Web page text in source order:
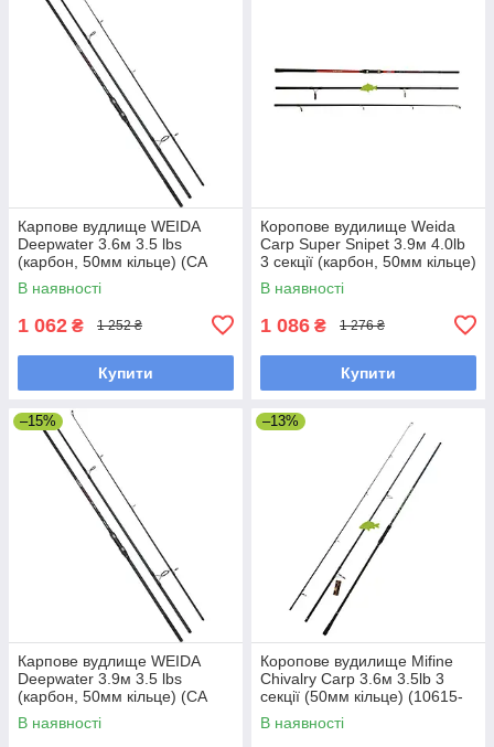
Карпове вудлище WEIDA
Deepwater 3.6м 3.5 lbs
(карбон, 50мм кільце) (CA
076)
В наявності
1 062 ₴ 1 252 ₴
Купити
Коропове вудилище Weida
Carp Super Snipet 3.9м 4.0lb
3 секції (карбон, 50мм кільце)
(Z-412-390)
В наявності
1 086 ₴ 1 276 ₴
Купити
–15%
Карпове вудлище WEIDA
Deepwater 3.9м 3.5 lbs
(карбон, 50мм кільце) (CA
076)
В наявності
–13%
Коропове вудилище Mifine
Chivalry Carp 3.6м 3.5lb 3
секції (50мм кільце) (10615-
360)
В наявності